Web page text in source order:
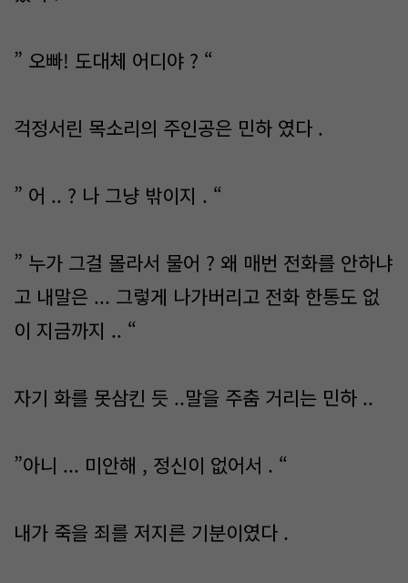
” 오빠! 도대체 어디야 ? “
걱정서린 목소리의 주인공은 민하 였다 .
” 어 .. ? 나 그냥 밖이지 . “
” 누가 그걸 몰라서 물어 ? 왜 매번 전화를 안하냐
고 내말은 ... 그렇게 나가버리고 전화 한통도 없
이 지금까지 .. “
자기 화를 못삼킨 듯 ..말을 주춤 거리는 민하 ..
”아니 ... 미안해 , 정신이 없어서 . “
내가 죽을 죄를 저지른 기분이였다 .